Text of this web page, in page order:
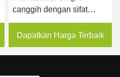
canggih dengan sifat
pelepasan yang sangat
baik
Dapatkan Harga Terbaik